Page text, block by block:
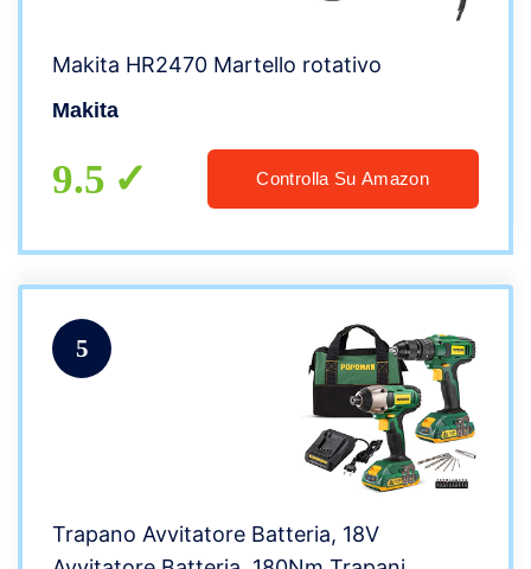
Makita HR2470 Martello rotativo
Makita
9.5 Controlla Su Amazon
5
Trapano Avvitatore Batteria, 18V